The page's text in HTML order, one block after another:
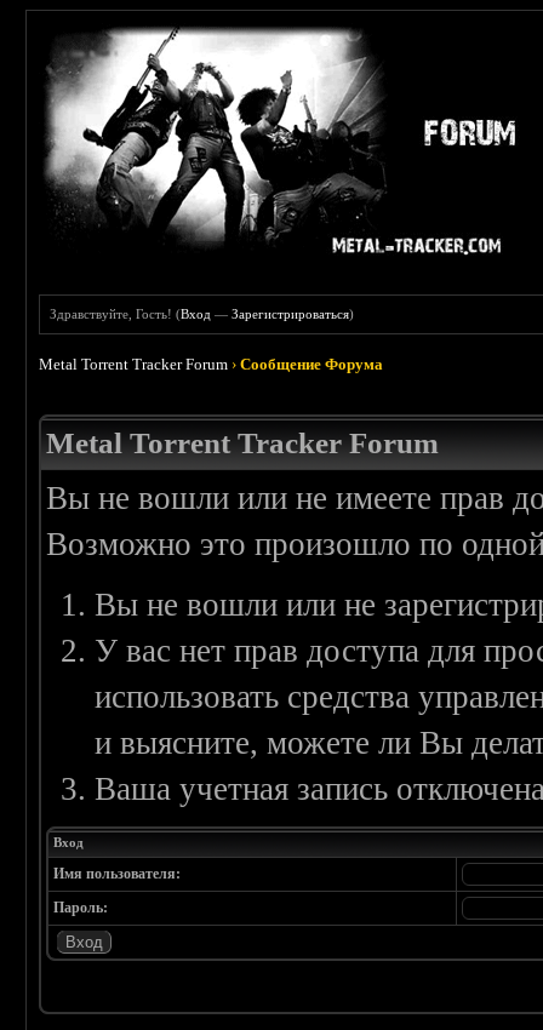
Здравствуйте, Гость! (Вход —Зарегистрироваться)
Metal Torrent Tracker Forum ›Сообщение Форума
Metal Torrent Tracker Forum
Вы не вошли или не имеете прав
Возможно это произошло по
Вы не вошли или не
У вас нет прав доступа для
использовать средства
и выясните, можете ли Вы
Ваша учетная запись
Вход
Имя пользователя:
Пароль: